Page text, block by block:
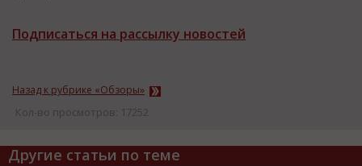
Подписаться на рассылку новостей
Назад к рубрике «Обзоры»
Кол-во просмотров: 17252
Другие статьи по теме